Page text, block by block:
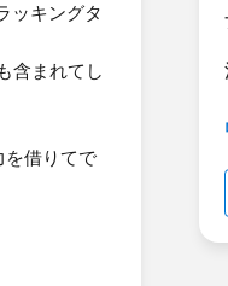
ッキングタ
含まれてし
を借りてで